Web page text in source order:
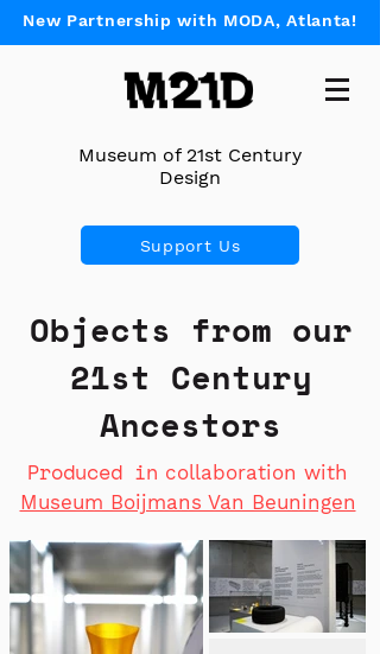
New Partnership with MODA, Atlanta!
Museum of 21st Century
Design
Support Us
Objects from our
21st Century
Ancestors
Produced in collaboration with
Museum Boijmans Van Beuningen